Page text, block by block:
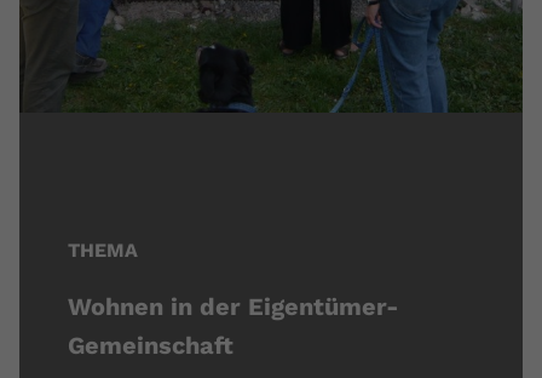
THEMA
Wohnen in der Eigentümer-
Gemeinschaft